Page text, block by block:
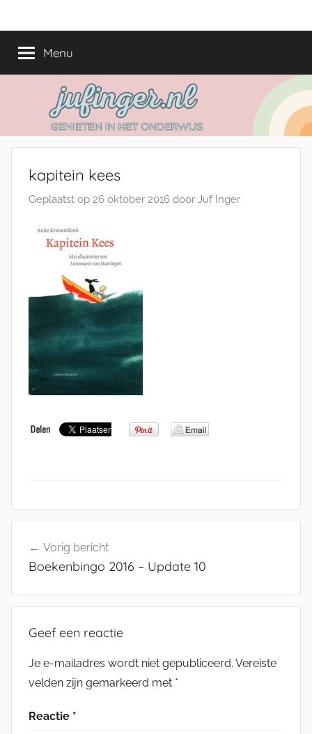
naarjufinger.nl
het
onderwijs
Menu
kapitein kees
Geplaatst op 26 oktober 2016 door Juf Inger
navigatie
Vorig bericht
Boekenbingo 2016 – Update 10
Geef een reactie
Je e-mailadres wordt niet gepubliceerd. Vereiste
velden zijn gemarkeerd met *
Reactie *